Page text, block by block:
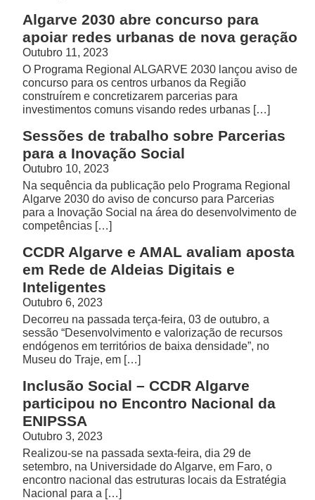
Algarve 2030 abre concurso para
apoiar redes urbanas de nova geração
Outubro 11, 2023
O Programa Regional ALGARVE 2030 lançou aviso de
concurso para os centros urbanos da Região
construírem e concretizarem parcerias para
investimentos comuns visando redes urbanas […]
Sessões de trabalho sobre Parcerias
para a Inovação Social
Outubro 10, 2023
Na sequência da publicação pelo Programa Regional
Algarve 2030 do aviso de concurso para Parcerias
para a Inovação Social na área do desenvolvimento de
competências […]
CCDR Algarve e AMAL avaliam aposta
em Rede de Aldeias Digitais e
Inteligentes
Outubro 6, 2023
Decorreu na passada terça-feira, 03 de outubro, a
sessão “Desenvolvimento e valorização de recursos
endógenos em territórios de baixa densidade”, no
Museu do Traje, em […]
Inclusão Social – CCDR Algarve
participou no Encontro Nacional da
ENIPSSA
Outubro 3, 2023
Realizou-se na passada sexta-feira, dia 29 de
setembro, na Universidade do Algarve, em Faro, o
encontro nacional das estruturas locais da Estratégia
Nacional para a […]